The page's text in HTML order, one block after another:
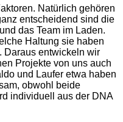
Natürlich gehören
entscheidend sind die
das Team im Laden.
Haltung sie haben
Daraus entwickeln wir
Projekte von uns auch
und Laufer etwa haben
obwohl beide
individuell aus der DNA